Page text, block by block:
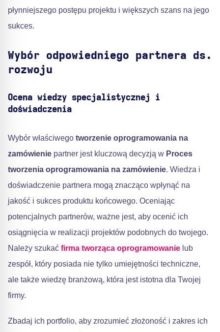
płynniejszego postępu projektu i większych szans na jego
sukces.
Wybór odpowiedniego partnera ds.
rozwoju
Ocena wiedzy specjalistycznej i
doświadczenia
Wybór właściwego tworzenie oprogramowania na
zamówienie partner jest kluczową decyzją w Proces
tworzenia oprogramowania na zamówienie. Wiedza i
doświadczenie partnera mogą znacząco wpłynąć na
jakość i sukces produktu końcowego. Oceniając
potencjalnych partnerów, ważne jest, aby ocenić ich
osiągnięcia w realizacji projektów podobnych do twojego.
Należy szukać firma tworząca oprogramowanie lub
zespół, który posiada nie tylko umiejętności techniczne,
ale także wiedzę branżową, która jest istotna dla Twojej
firmy.
Zbadaj ich portfolio, aby zrozumieć złożoność i zakres ich